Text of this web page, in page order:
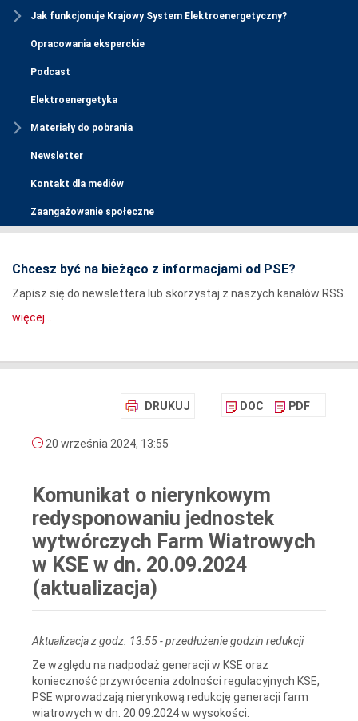
Jak funkcjonuje Krajowy System Elektroenergetyczny?
Opracowania eksperckie
Podcast
Elektroenergetyka
Materiały do pobrania
Newsletter
Kontakt dla mediów
Zaangażowanie społeczne
Chcesz być na bieżąco z informacjami od PSE?
Zapisz się do newslettera lub skorzystaj z naszych kanałów RSS.
więcej...
DRUKUJ DOC PDF
20 września 2024, 13:55
Komunikat o nierynkowym
redysponowaniu jednostek
wytwórczych Farm Wiatrowych
w KSE w dn. 20.09.2024
(aktualizacja)
Aktualizacja z godz. 13:55 - przedłużenie godzin redukcji
Ze względu na nadpodaż generacji w KSE oraz
konieczność przywrócenia zdolności regulacyjnych KSE,
PSE wprowadzają nierynkową redukcję generacji farm
wiatrowych w dn. 20.09.2024 w wysokości: